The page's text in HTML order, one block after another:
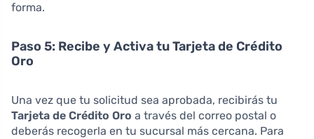
forma.
Paso 5: Recibe y Activa tu Tarjeta de Crédito
Oro
Una vez que tu solicitud sea aprobada, recibirás tu
Tarjeta de Crédito Oro a través del correo postal o
deberás recogerla en tu sucursal más cercana. Para